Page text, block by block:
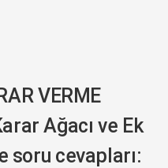
VERME
Ağacı ve Ek
soru cevapları: